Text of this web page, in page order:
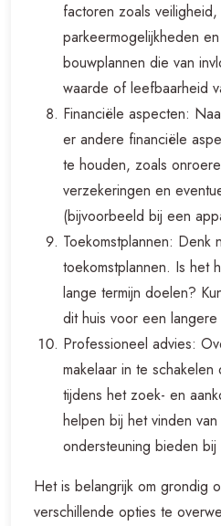
factoren zoals
parkeermogelijkheden
bouwplannen die van
waarde of leefbaarheid
Financiële aspecten:
er andere financiële
te houden, zoals
verzekeringen en
(bijvoorbeeld bij een
Toekomstplannen: Denk
toekomstplannen. Is het
lange termijn doelen?
dit huis voor een
Professioneel advies:
makelaar in te
tijdens het zoek- en
helpen bij het vinden
ondersteuning bieden
Het is belangrijk om grondig
verschillende opties te